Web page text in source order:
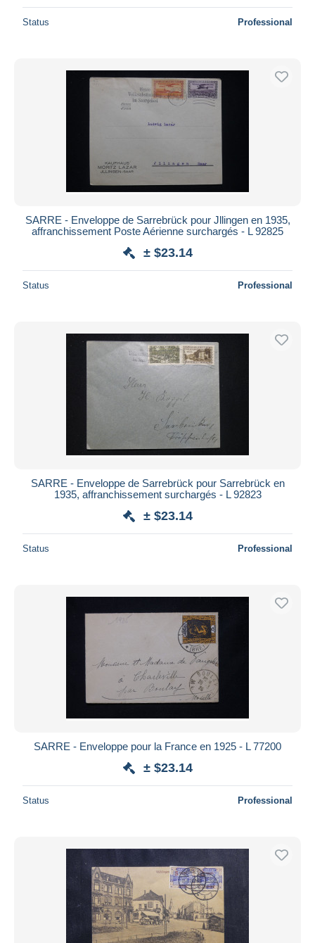
Status Professional
SARRE - Enveloppe de Sarrebrück pour Jllingen en 1935,
affranchissement Poste Aérienne surchargés - L 92825
± $23.14
Status Professional
SARRE - Enveloppe de Sarrebrück pour Sarrebrück en
1935, affranchissement surchargés - L 92823
± $23.14
Status Professional
SARRE - Enveloppe pour la France en 1925 - L 77200
± $23.14
Status Professional